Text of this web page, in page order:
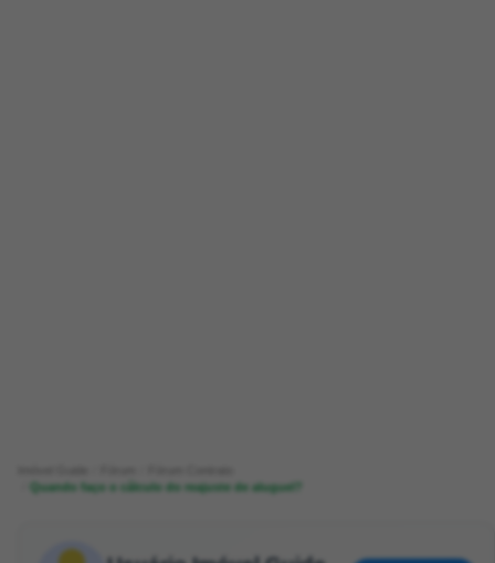
Quando faço o cálculo do reajuste de aluguel?